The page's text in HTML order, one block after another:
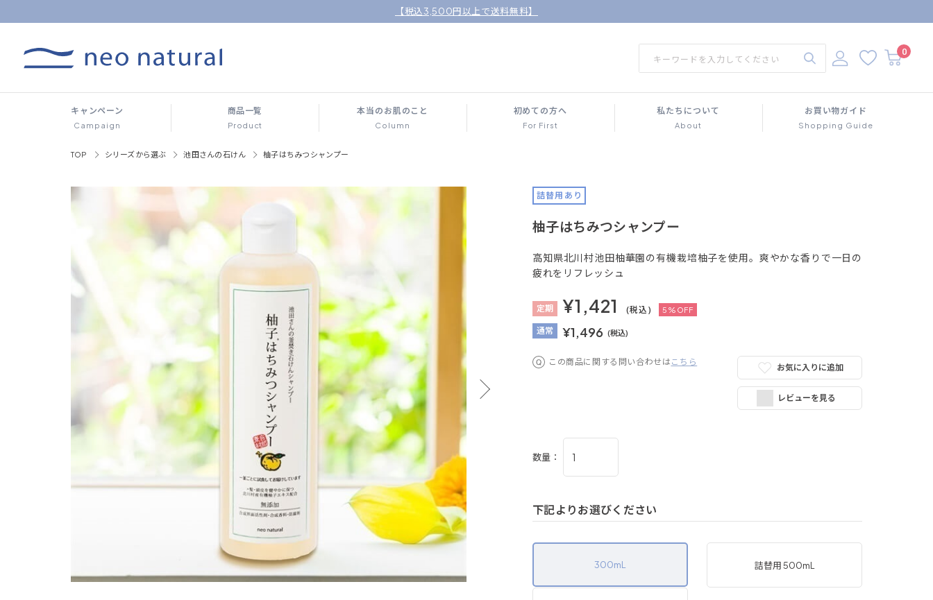
【税込3,500円以上で送料無料】
0
キャンペーン
Campaign
商品一覧
Product
本当のお肌のこと
Column
初めての方へ
For First
私たちについて
About
お買い物ガイド
Shopping Guide
TOP シリーズから選ぶ 池田さんの石けん 柚子はちみつシャンプー
詰替用あり
柚子はちみつシャンプー
高知県北川村池田柚華園の有機栽培柚子を使用。爽やかな香りで一日の
疲れをリフレッシュ
定期 ¥1,421 (税込) 5%OFF
通常 ¥1,496 (税込)
この商品に関する問い合わせは こちら
お気に入りに追加
レビューを見る
数量：
下記よりお選びください
300mL 詰替用 500mL